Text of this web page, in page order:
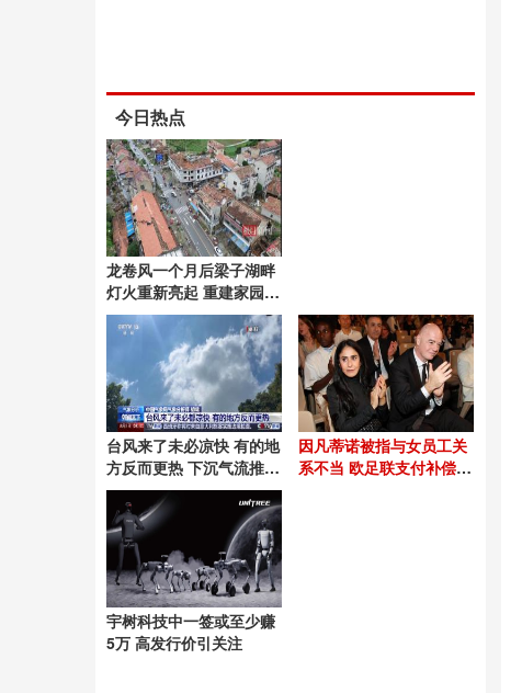
今日热点
龙卷风一个月后梁子湖畔
灯火重新亮起 重建家园温
暖再现
台风来了未必凉快 有的地
方反而更热 下沉气流推高
温
因凡蒂诺被指与女员工关
系不当 欧足联支付补偿金
宇树科技中一签或至少赚
5万 高发行价引关注